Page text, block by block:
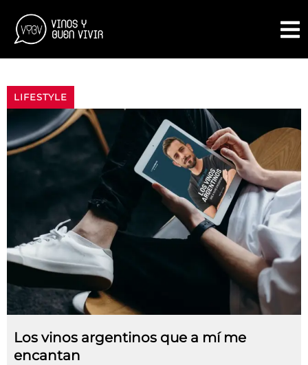
LIFESTYLE
Los vinos argentinos que a mí me
encantan